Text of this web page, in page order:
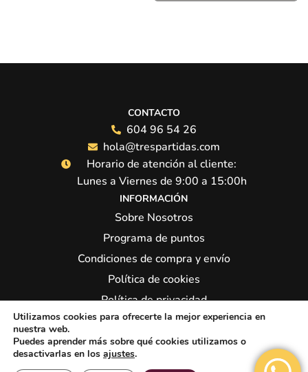
CONTACTO
604 96 54 26
hola@trespartidas.com
Horario de atención al cliente:
Lunes a Viernes de 9:00 a 15:00h
INFORMACIÓN
Sobre Nosotros
Programa de puntos
Condiciones de compra y envío
Política de cookies
Política de privacidad
Síguenos:
Utilizamos cookies para ofrecerte la mejor experiencia en
nuestra web.
Puedes aprender más sobre qué cookies utilizamos o
desactivarlas en los ajustes.